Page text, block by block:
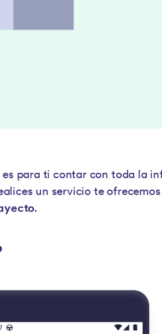
para ti contar con toda la
un servicio te
.